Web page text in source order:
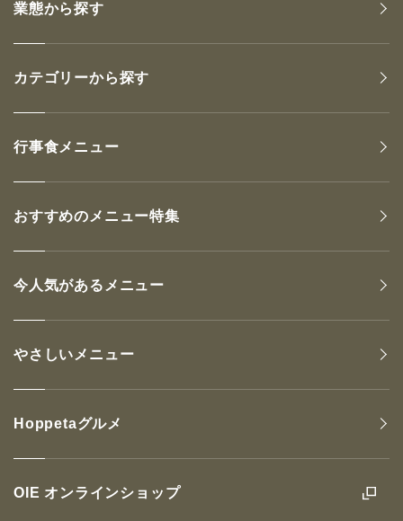
OIE オンラインショップ
業態から探す
カテゴリーから探す
行事食メニュー
おすすめのメニュー特集
今人気があるメニュー
やさしいメニュー
Hoppetaグルメ